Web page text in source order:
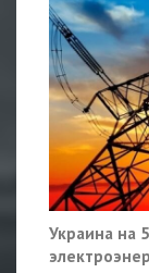
Украина на